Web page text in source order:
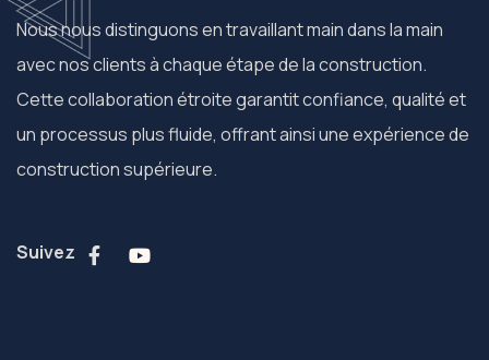
Nous nous distinguons en travaillant main dans la main
avec nos clients à chaque étape de la construction.
Cette collaboration étroite garantit confiance, qualité et
un processus plus fluide, offrant ainsi une expérience de
construction supérieure.
Suivez